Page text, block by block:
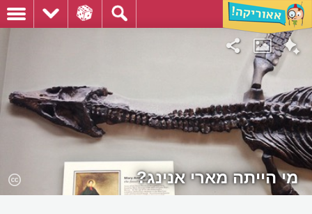
מי הייתה מארי אנינג?